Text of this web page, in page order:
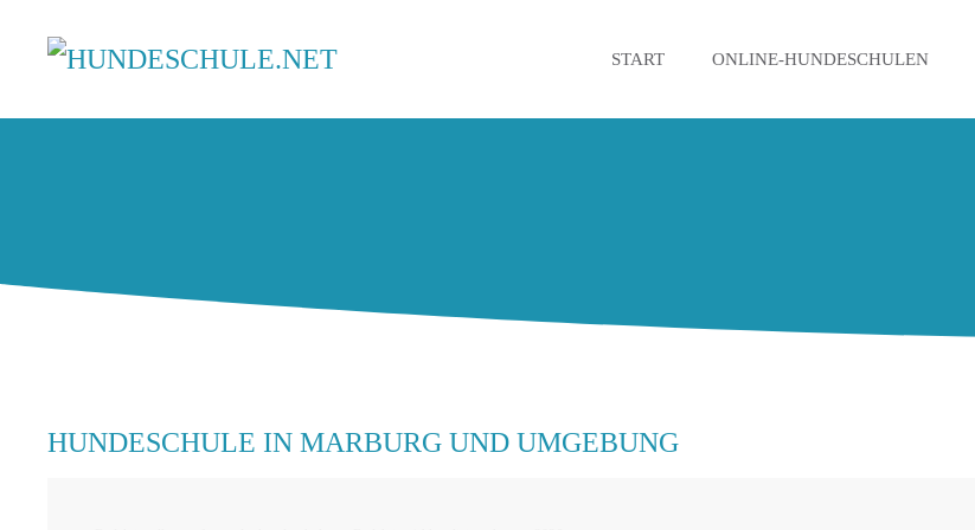
START ONLINE-HUNDESCHULEN
HUNDESCHULE IN MARBURG UND UMGEBUNG